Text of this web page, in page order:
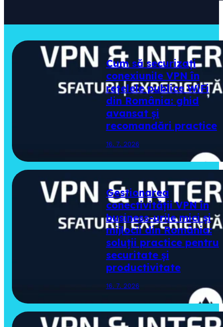
Cum să securizați
conexiunile VPN în
rețelele publice WiFi
din România: ghid
avansat și
recomandări practice
16. 7. 2026
Gestionarea
conectivității VPN în
business-urile mici și
mijlocii din România:
soluții practice pentru
securitate și
productivitate
16. 7. 2026